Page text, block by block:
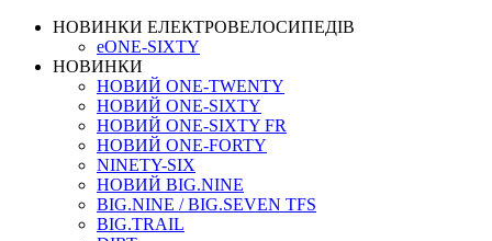
НОВИНКИ ЕЛЕКТРОВЕЛОСИПЕДІВ
eONE-SIXTY
НОВИНКИ
НОВИЙ ONE-TWENTY
НОВИЙ ONE-SIXTY
НОВИЙ ONE-SIXTY FR
НОВИЙ ONE-FORTY
NINETY-SIX
НОВИЙ BIG.NINE
BIG.NINE / BIG.SEVEN TFS
BIG.TRAIL